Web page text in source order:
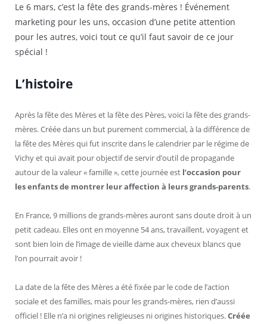
Le 6 mars, c’est la fête des grands-mères ! Événement
marketing pour les uns, occasion d’une petite attention
pour les autres, voici tout ce qu’il faut savoir de ce jour
spécial !
L’histoire
Après la fête des Mères et la fête des Pères, voici la fête des grands-
mères. Créée dans un but purement commercial, à la différence de
la fête des Mères qui fut inscrite dans le calendrier par le régime de
Vichy et qui avait pour objectif de servir d’outil de propagande
autour de la valeur « famille », cette journée est l’occasion pour
les enfants de montrer leur affection à leurs grands-parents.
En France, 9 millions de grands-mères auront sans doute droit à un
petit cadeau. Elles ont en moyenne 54 ans, travaillent, voyagent et
sont bien loin de l’image de vieille dame aux cheveux blancs que
l’on pourrait avoir !
La date de la fête des Mères a été fixée par le code de l’action
sociale et des familles, mais pour les grands-mères, rien d’aussi
officiel ! Elle n’a ni origines religieuses ni origines historiques.Créée